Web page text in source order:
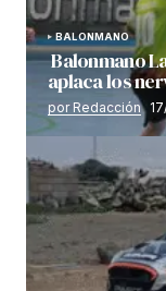
BALONMANO
Balonmano
aplaca los
por Redacción